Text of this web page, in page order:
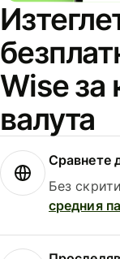
Wise за
валута
Сравнете
Без
средния